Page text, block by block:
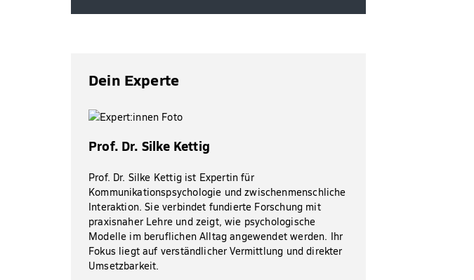
Dein Experte
Prof. Dr. Silke Kettig
Prof. Dr. Silke Kettig ist Expertin für
Kommunikationspsychologie und zwischenmenschliche
Interaktion. Sie verbindet fundierte Forschung mit
praxisnaher Lehre und zeigt, wie psychologische
Modelle im beruflichen Alltag angewendet werden. Ihr
Fokus liegt auf verständlicher Vermittlung und direkter
Umsetzbarkeit.